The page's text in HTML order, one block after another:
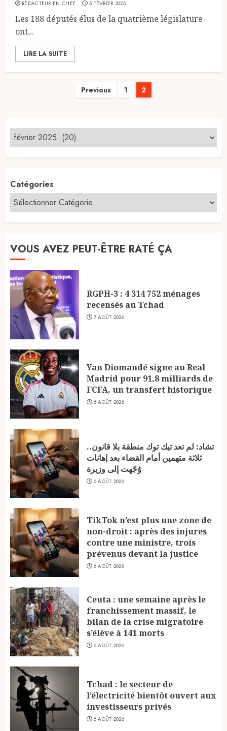
RÉDACTEUR EN CHEF 5 FÉVRIER 2025
Les 188 députés élus de la quatrième législature
ont...
LIRE LA SUITE
Pagination
publications
Previous 1 2
Catégories
VOUS AVEZ PEUT-ÊTRE RATÉ ÇA
RGPH-3 : 4 314 752 ménages
recensés au Tchad
7 AOÛT 2026
Yan Diomandé signe au Real
Madrid pour 91,8 milliards de
FCFA, un transfert historique
6 AOÛT 2026
تشاد: لم تعد تيك توك منطقة بلا قانون..
ثلاثة متهمين أمام القضاء بعد إهانات
وُجّهت إلى وزيرة
6 AOÛT 2026
TikTok n’est plus une zone de
non-droit : après des injures
contre une ministre, trois
prévenus devant la justice
6 AOÛT 2026
Ceuta : une semaine après le
franchissement massif, le
bilan de la crise migratoire
s’élève à 141 morts
6 AOÛT 2026
Tchad : le secteur de
l’électricité bientôt ouvert aux
investisseurs privés
6 AOÛT 2026